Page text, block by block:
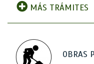
MÁS TRÁMITES
OBRAS